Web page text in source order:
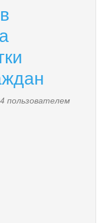
пользователем